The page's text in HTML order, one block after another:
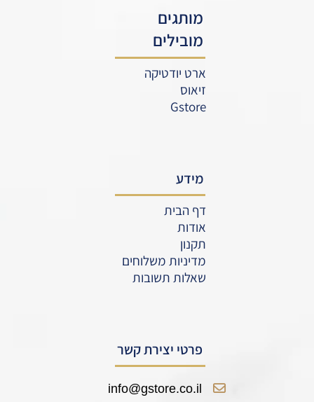
מותגים
מובילים
ארט יודטיקה
זיאוס
Gstore
מידע
דף הבית
אודות
תקנון
מדיניות משלוחים
שאלות תשובות
פרטי יצירת קשר
info@gstore.co.il